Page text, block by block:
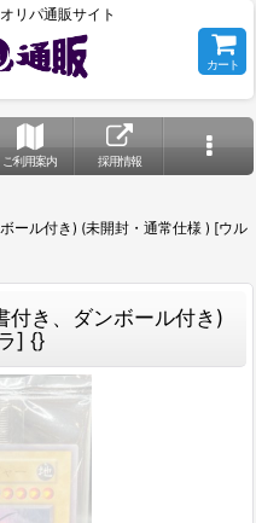
リパ通販サイト
カート
ご利用案内 採用情報
ール付き) (未開封・通常仕様 ) [ウル
付き、ダンボール付き)
] {}